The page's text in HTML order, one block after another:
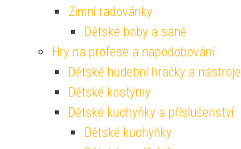
Zimní radovánky
Dětské boby a sáně
Hry na profese a napodobování
Dětské hudební hračky a nástroje
Dětské kostýmy
Dětské kuchyňky a příslušenství
Dětské kuchyňky